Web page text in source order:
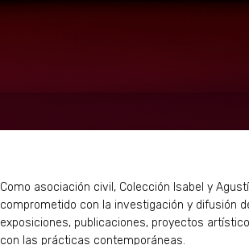
Como asociación civil, Colección Isabel y
comprometido con la investigación y difusión
exposiciones, publicaciones, proyectos
con las prácticas contemporáneas.